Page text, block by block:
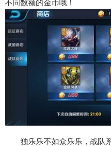
不同数额的金币哦！
独乐乐不如众乐乐，战队